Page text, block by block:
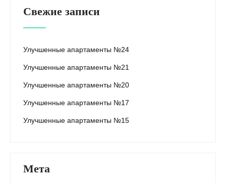
Свежие записи
Улучшенные апартаменты №24
Улучшенные апартаменты №21
Улучшенные апартаменты №20
Улучшенные апартаменты №17
Улучшенные апартаменты №15
Мета